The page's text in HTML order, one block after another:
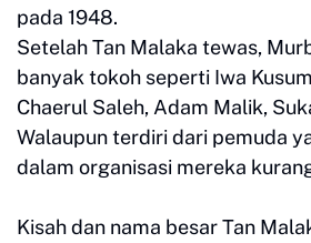
pada 1948.
Setelah Tan Malaka tewas,
banyak tokoh seperti Iwa
Chaerul Saleh, Adam Malik,
Walaupun terdiri dari pemuda
dalam organisasi mereka
Kisah dan nama besar Tan